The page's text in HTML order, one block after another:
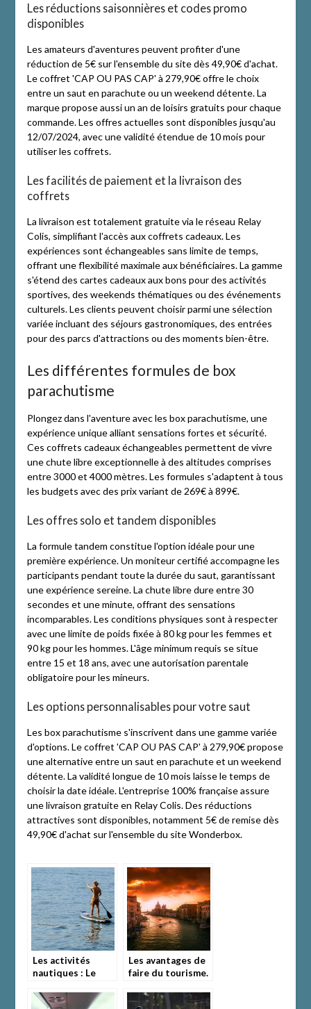
Les réductions saisonnières et codes promo
disponibles
Les amateurs d'aventures peuvent profiter d'une
réduction de 5€ sur l'ensemble du site dès 49,90€ d'achat.
Le coffret 'CAP OU PAS CAP' à 279,90€ offre le choix
entre un saut en parachute ou un weekend détente. La
marque propose aussi un an de loisirs gratuits pour chaque
commande. Les offres actuelles sont disponibles jusqu'au
12/07/2024, avec une validité étendue de 10 mois pour
utiliser les coffrets.
Les facilités de paiement et la livraison des
coffrets
La livraison est totalement gratuite via le réseau Relay
Colis, simplifiant l'accès aux coffrets cadeaux. Les
expériences sont échangeables sans limite de temps,
offrant une flexibilité maximale aux bénéficiaires. La gamme
s'étend des cartes cadeaux aux bons pour des activités
sportives, des weekends thématiques ou des événements
culturels. Les clients peuvent choisir parmi une sélection
variée incluant des séjours gastronomiques, des entrées
pour des parcs d'attractions ou des moments bien-être.
Les différentes formules de box
parachutisme
Plongez dans l'aventure avec les box parachutisme, une
expérience unique alliant sensations fortes et sécurité.
Ces coffrets cadeaux échangeables permettent de vivre
une chute libre exceptionnelle à des altitudes comprises
entre 3000 et 4000 mètres. Les formules s'adaptent à tous
les budgets avec des prix variant de 269€ à 899€.
Les offres solo et tandem disponibles
La formule tandem constitue l'option idéale pour une
première expérience. Un moniteur certifié accompagne les
participants pendant toute la durée du saut, garantissant
une expérience sereine. La chute libre dure entre 30
secondes et une minute, offrant des sensations
incomparables. Les conditions physiques sont à respecter
avec une limite de poids fixée à 80 kg pour les femmes et
90 kg pour les hommes. L'âge minimum requis se situe
entre 15 et 18 ans, avec une autorisation parentale
obligatoire pour les mineurs.
Les options personnalisables pour votre saut
Les box parachutisme s'inscrivent dans une gamme variée
d'options. Le coffret 'CAP OU PAS CAP' à 279,90€ propose
une alternative entre un saut en parachute et un weekend
détente. La validité longue de 10 mois laisse le temps de
choisir la date idéale. L'entreprise 100% française assure
une livraison gratuite en Relay Colis. Des réductions
attractives sont disponibles, notamment 5€ de remise dès
49,90€ d'achat sur l'ensemble du site Wonderbox.
Les activités
nautiques : Le
Stand-up
Les avantages de
faire du tourisme.